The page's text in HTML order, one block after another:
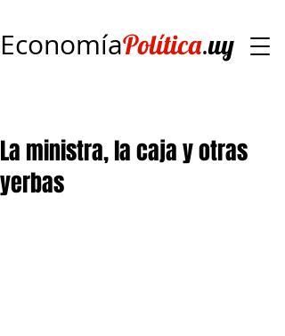
EconomíaPolítica.uy
La ministra, la caja y otras
yerbas